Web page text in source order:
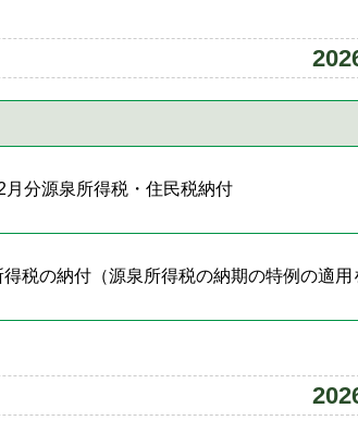
月分源泉所得税・住民税納付
税の納付（源泉所得税の納期の特例の適